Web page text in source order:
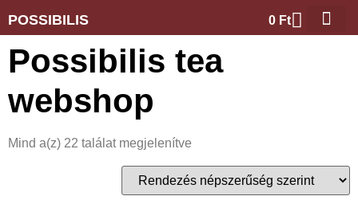
POSSIBILIS 0 Ft
Possibilis tea
webshop
Mind a(z) 22 találat megjelenítve